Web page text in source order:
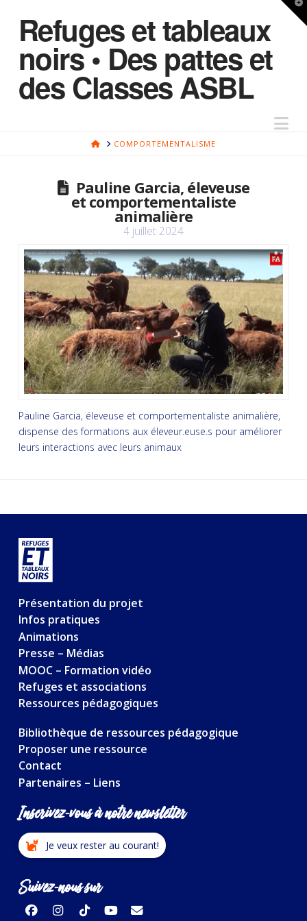
Refuges et tableaux
noirs • Des pattes et
des Classes ASBL
HOMECOMPORTEMENTALISME
Pauline Garcia, éleveuse
et comportementaliste
animalière
4 juillet 2024
Pauline Garcia, éleveuse et comportementaliste animalière,
dispense des formations aux éleveur.euse.s pour améliorer
leurs interactions avec leurs animaux
Présentation du projet
Infos pratiques
Animations
Presse – Médias
MOOC – Formation vidéo
Refuges et associations
Ressources pédagogiques
Bibliothèque de ressources pédagogique
Proposer une ressource
Contact
Partenaires – Liens
Inscrivez-vous à notre newsletter
Je veux rester au courant!
Suivez-nous sur